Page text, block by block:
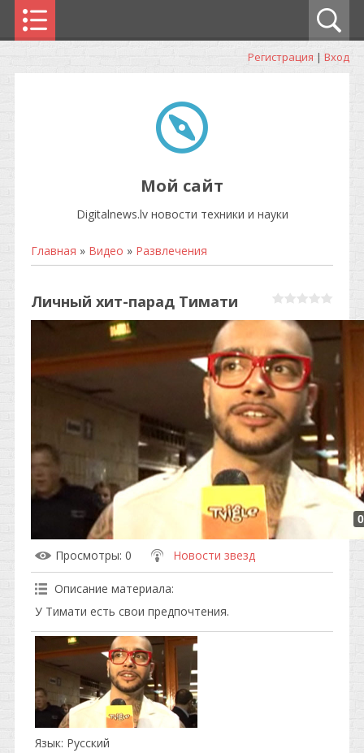
Регистрация | Вход
Мой сайт
Digitalnews.lv новости техники и науки
Главная » Видео » Развлечения
Личный хит-парад Тимати
Просмотры: 0 Новости звезд
Описание материала:
У Тимати есть свои предпочтения.
Язык: Русский